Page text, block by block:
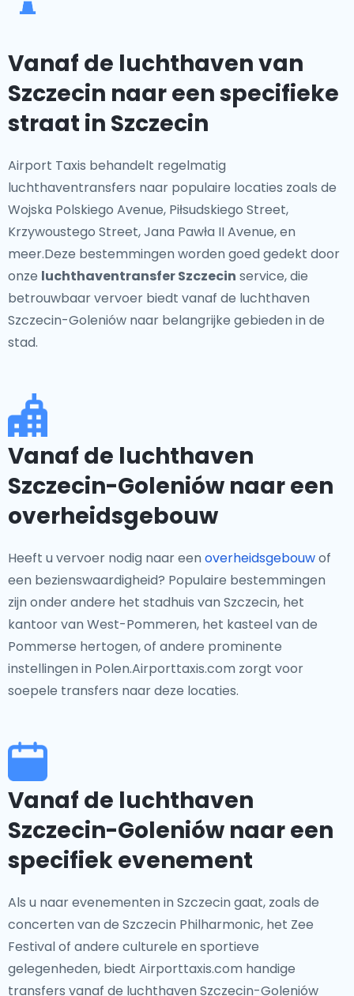
Vanaf de luchthaven van
Szczecin naar een specifieke
straat in Szczecin
Airport Taxis behandelt regelmatig
luchthaventransfers naar populaire locaties zoals de
Wojska Polskiego Avenue, Piłsudskiego Street,
Krzywoustego Street, Jana Pawła II Avenue, en
meer.Deze bestemmingen worden goed gedekt door
onze luchthaventransfer Szczecin service, die
betrouwbaar vervoer biedt vanaf de luchthaven
Szczecin-Goleniów naar belangrijke gebieden in de
stad.
Vanaf de luchthaven
Szczecin-Goleniów naar een
overheidsgebouw
Heeft u vervoer nodig naar een overheidsgebouwof
een bezienswaardigheid? Populaire bestemmingen
zijn onder andere het stadhuis van Szczecin, het
kantoor van West-Pommeren, het kasteel van de
Pommerse hertogen, of andere prominente
instellingen in Polen.Airporttaxis.com zorgt voor
soepele transfers naar deze locaties.
Vanaf de luchthaven
Szczecin-Goleniów naar een
specifiek evenement
Als u naar evenementen in Szczecin gaat, zoals de
concerten van de Szczecin Philharmonic, het Zee
Festival of andere culturele en sportieve
gelegenheden, biedt Airporttaxis.com handige
transfers vanaf de luchthaven Szczecin-Goleniów